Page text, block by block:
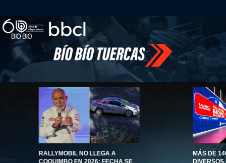
RALLYMOBIL NO LLEGA A
COQUIMBO EN 2026: FECHA SE
MÁS DE